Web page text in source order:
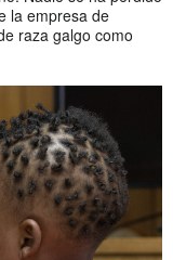
la empresa de
raza galgo como